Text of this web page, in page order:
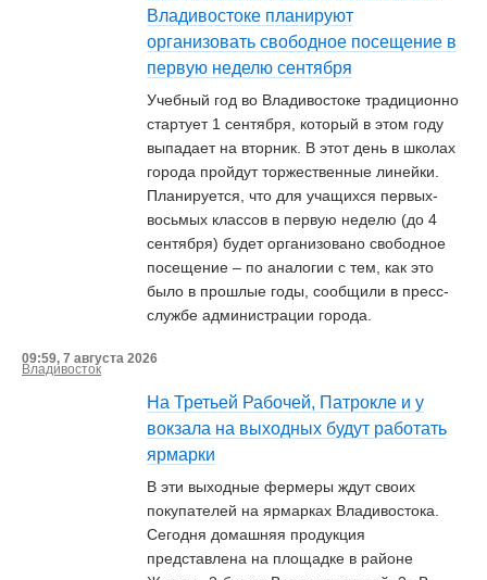
Владивостоке планируют
организовать свободное посещение в
первую неделю сентября
Учебный год во Владивостоке традиционно
стартует 1 сентября, который в этом году
выпадает на вторник. В этот день в школах
города пройдут торжественные линейки.
Планируется, что для учащихся первых-
восьмых классов в первую неделю (до 4
сентября) будет организовано свободное
посещение – по аналогии с тем, как это
было в прошлые годы, сообщили в пресс-
службе администрации города.
09:59, 7 августа 2026
Владивосток
На Третьей Рабочей, Патрокле и у
вокзала на выходных будут работать
ярмарки
В эти выходные фермеры ждут своих
покупателей на ярмарках Владивостока.
Сегодня домашняя продукция
представлена на площадке в районе